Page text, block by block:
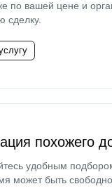
по вашей цене и
сделку.
похожего
удобным
может быть